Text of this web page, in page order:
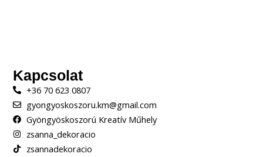
Kapcsolat
+36 70 623 0807
gyongyoskoszoru.km@gmail.com
Gyöngyöskoszorú Kreatív Műhely
zsanna_dekoracio
zsannadekoracio